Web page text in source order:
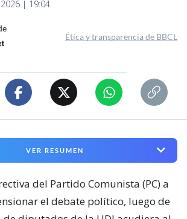
| 19:04
Ética y transparencia de BBCL
VER RESUMEN
del Partido Comunista (PC) a
el debate político, luego de